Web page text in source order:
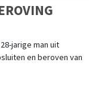
28-jarige man uit
en beroven van